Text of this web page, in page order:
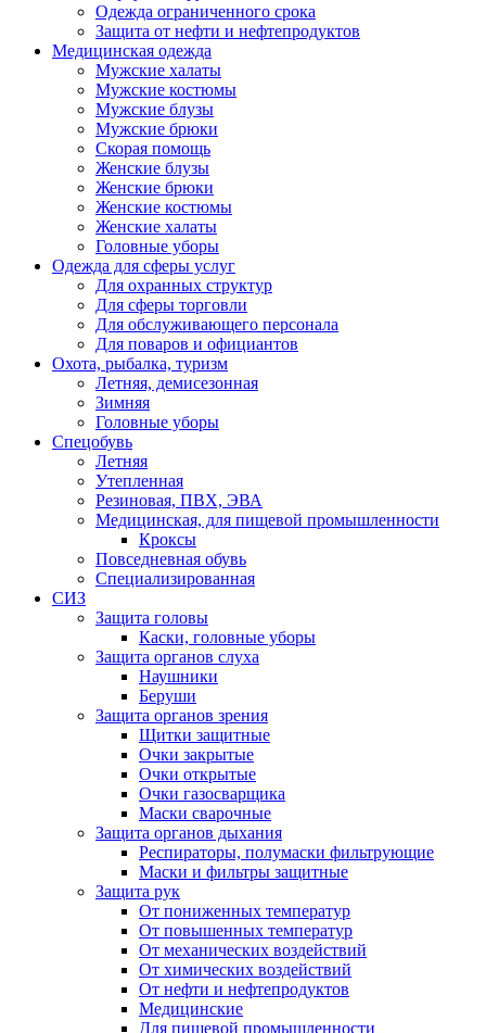
Одежда ограниченного срока
Защита от нефти и нефтепродуктов
Медицинская одежда
Мужские халаты
Мужские костюмы
Мужские блузы
Мужские брюки
Скорая помощь
Женские блузы
Женские брюки
Женские костюмы
Женские халаты
Головные уборы
Одежда для сферы услуг
Для охранных структур
Для сферы торговли
Для обслуживающего персонала
Для поваров и официантов
Охота, рыбалка, туризм
Летняя, демисезонная
Зимняя
Головные уборы
Спецобувь
Летняя
Утепленная
Резиновая, ПВХ, ЭВА
Медицинская, для пищевой промышленности
Кроксы
Повседневная обувь
Специализированная
СИЗ
Защита головы
Каски, головные уборы
Защита органов слуха
Наушники
Беруши
Защита органов зрения
Щитки защитные
Очки закрытые
Очки открытые
Очки газосварщика
Маски сварочные
Защита органов дыхания
Респираторы, полумаски фильтрующие
Маски и фильтры защитные
Защита рук
От пониженных температур
От повышенных температур
От механических воздействий
От химических воздействий
От нефти и нефтепродуктов
Медицинские
Для пищевой промышленности